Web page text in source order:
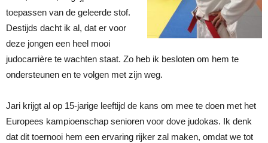
toepassen van de geleerde stof.
Destijds dacht ik al, dat er voor
deze jongen een heel mooi
judocarrière te wachten staat. Zo heb ik besloten om hem te
ondersteunen en te volgen met zijn weg.
Jari krijgt al op 15-jarige leeftijd de kans om mee te doen met het
Europees kampioenschap senioren voor dove judokas. Ik denk
dat dit toernooi hem een ervaring rijker zal maken, omdat we tot